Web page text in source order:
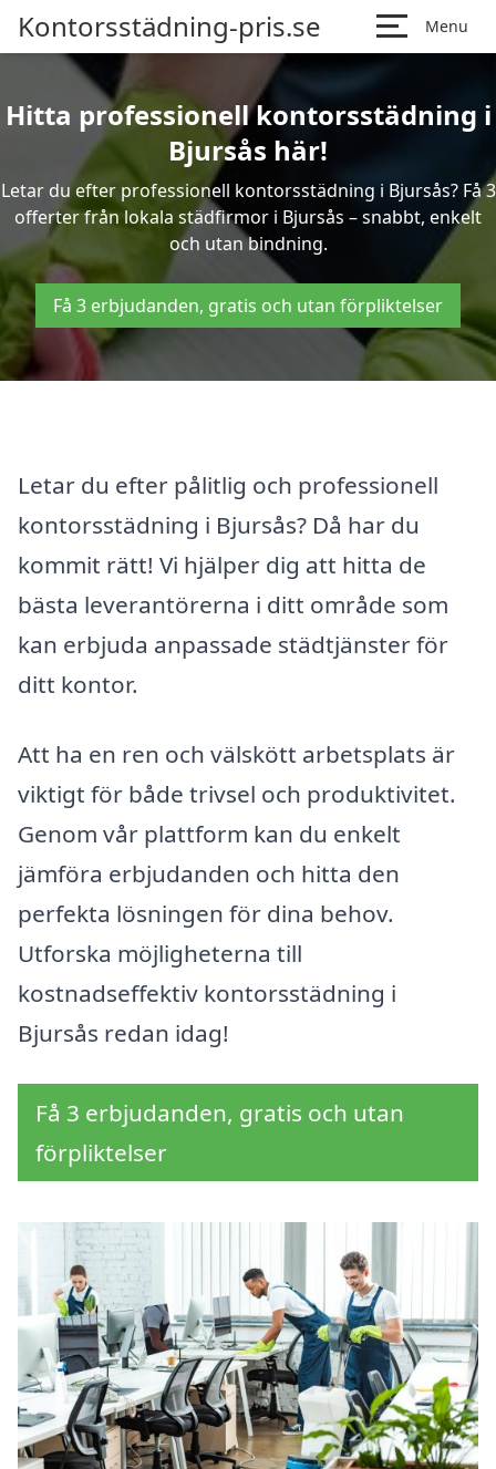
Kontorsstädning-pris.se Menu
Hitta professionell kontorsstädning i
Bjursås här!
Letar du efter professionell kontorsstädning i Bjursås? Få 3
offerter från lokala städfirmor i Bjursås – snabbt, enkelt
och utan bindning.
Få 3 erbjudanden, gratis och utan förpliktelser
Letar du efter pålitlig och professionell
kontorsstädning i Bjursås? Då har du
kommit rätt! Vi hjälper dig att hitta de
bästa leverantörerna i ditt område som
kan erbjuda anpassade städtjänster för
ditt kontor.
Att ha en ren och välskött arbetsplats är
viktigt för både trivsel och produktivitet.
Genom vår plattform kan du enkelt
jämföra erbjudanden och hitta den
perfekta lösningen för dina behov.
Utforska möjligheterna till
kostnadseffektiv kontorsstädning i
Bjursås redan idag!
Få 3 erbjudanden, gratis och utan
förpliktelser